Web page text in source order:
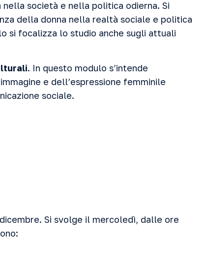
società e nella politica odierna. Si
della donna nella realtà sociale e politica
si focalizza lo studio anche sugli attuali
. In questo modulo s’intende
e dell’espressione femminile
sociale.
Si svolge il mercoledì, dalle ore